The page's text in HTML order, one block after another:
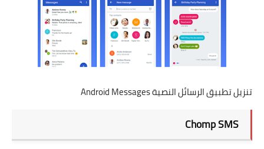
تنزيل تطبيق الرسائل النصية Android Messages
Chomp SMS